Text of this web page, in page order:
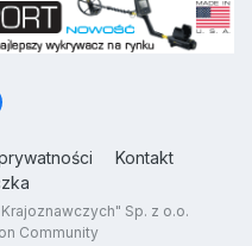
Kontakt
Sp. z o.o.
Community